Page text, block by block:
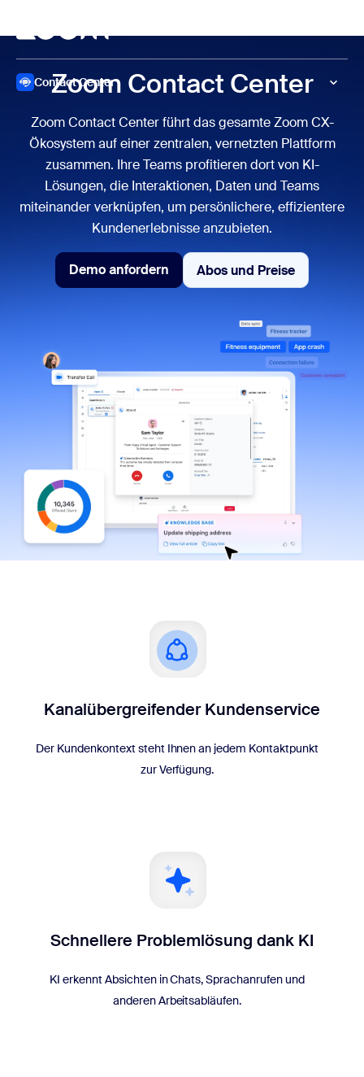
Contact Center
Zoom Contact Center
Zoom Contact Center führt das gesamte Zoom CX-
Ökosystem auf einer zentralen, vernetzten Plattform
zusammen. Ihre Teams profitieren dort von KI-
Lösungen, die Interaktionen, Daten und Teams
miteinander verknüpfen, um persönlichere, effizientere
Kundenerlebnisse anzubieten.
Demo anfordern
Demo anfordern
Abos und Preise
Abos und Preise
Kanalübergreifender Kundenservice
Der Kundenkontext steht Ihnen an jedem Kontaktpunkt
zur Verfügung.
Schnellere Problemlösung dank KI
KI erkennt Absichten in Chats, Sprachanrufen und
anderen Arbeitsabläufen.